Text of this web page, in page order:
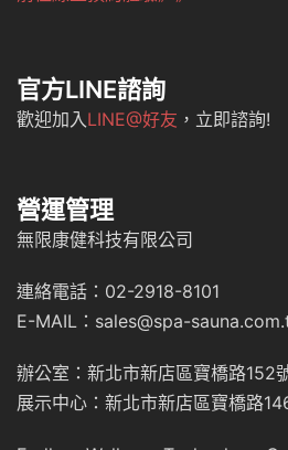
官方LINE諮詢
歡迎加入LINE@好友 ，立即諮詢!
營運管理
無限康健科技有限公司
連絡電話：02-2918-8101
E-MAIL：sales@spa-
辦公室：新北市新店區寶橋路152
展示中心：新北市新店區寶橋路